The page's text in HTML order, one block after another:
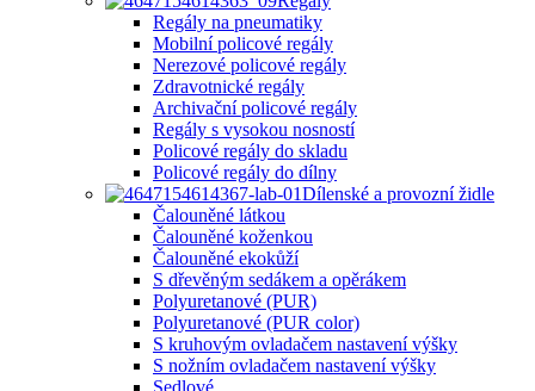
Regály na pneumatiky
Mobilní policové regály
Nerezové policové regály
Zdravotnické regály
Archivační policové regály
Regály s vysokou nosností
Policové regály do skladu
Policové regály do dílny
Dílenské a provozní židle
Čalouněné látkou
Čalouněné koženkou
Čalouněné ekokůží
S dřevěným sedákem a opěrákem
Polyuretanové (PUR)
Polyuretanové (PUR color)
S kruhovým ovladačem nastavení výšky
S nožním ovladačem nastavení výšky
Sedlové